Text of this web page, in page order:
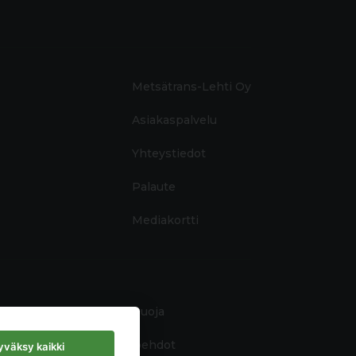
Metsätrans-Lehti Oy
Asiakaspalvelu
Yhteystiedot
Palaute
Mediakortti
Tietosuoja
Käyttöehdot
kaikki